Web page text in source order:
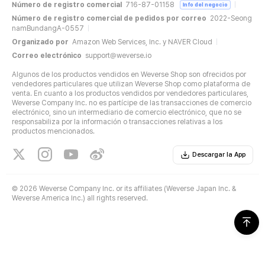
Número de registro comercial
716-87-01158 Info del negocio
Número de registro comercial de pedidos por correo 2022-Seong
namBundangA-0557
Organizado por Amazon Web Services, Inc. y NAVER Cloud
Correo electrónico support@weverse.io
Algunos de los productos vendidos en Weverse Shop son ofrecidos por
vendedores particulares que utilizan Weverse Shop como plataforma de
venta. En cuanto a los productos vendidos por vendedores particulares,
Weverse Company Inc. no es partícipe de las transacciones de comercio
electrónico, sino un intermediario de comercio electrónico, que no se
responsabiliza por la información o transacciones relativas a los
productos mencionados.
Descargar la App
© 2026 Weverse Company Inc. or its affiliates (Weverse Japan Inc. &
Weverse America Inc.) all rights reserved.